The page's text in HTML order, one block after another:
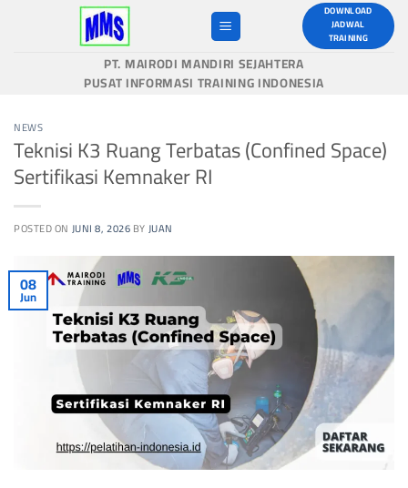
DOWNLOAD
JADWAL
TRAINING
PT. MAIRODI MANDIRI SEJAHTERA
PUSAT INFORMASI TRAINING INDONESIA
NEWS
Teknisi K3 Ruang Terbatas (Confined Space)
Sertifikasi Kemnaker RI
POSTED ON JUNI 8, 2026BYJUAN
08
Jun